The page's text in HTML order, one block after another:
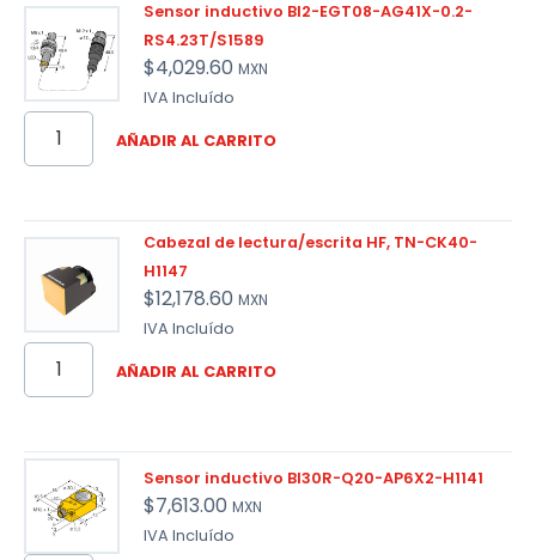
Sensor inductivo BI2-EGT08-AG41X-0.2-
RS4.23T/S1589
$4,029.60 MXN
IVA Incluído
AÑADIR AL CARRITO
Cabezal de lectura/escrita HF, TN-CK40-
H1147
$12,178.60 MXN
IVA Incluído
AÑADIR AL CARRITO
Sensor inductivo BI30R-Q20-AP6X2-H1141
$7,613.00 MXN
IVA Incluído